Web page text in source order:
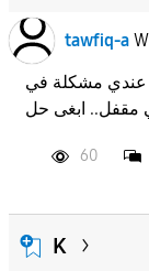
tawfiq-a
عندي مشكلة في s25 ultra ،مركب شريحتين سوا وزين واللي ي
60
K